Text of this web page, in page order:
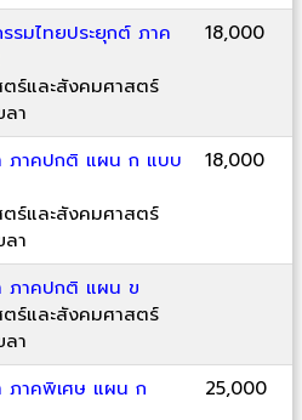
รมไทยประยุกต์ ภาค
ร์และสังคมศาสตร์
า
18,000
ภาคปกติ แผน ก แบบ
ร์และสังคมศาสตร์
า
18,000
ภาคปกติ แผน ข
ร์และสังคมศาสตร์
า
ภาคพิเศษ แผน ก
25,000